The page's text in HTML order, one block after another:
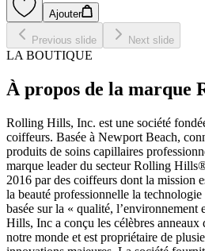
Ajouter
Previous slide Next slide
LA BOUTIQUE
À propos de la marque
Rolling Hills, Inc. est une société
coiffeurs. Basée à Newport Beach,
produits de soins capillaires
marque leader du secteur Rolling
2016 par des coiffeurs dont la mission
la beauté professionnelle la
basée sur la « qualité,
Hills, Inc a conçu les célèbres anneaux
notre monde et est propriétaire de